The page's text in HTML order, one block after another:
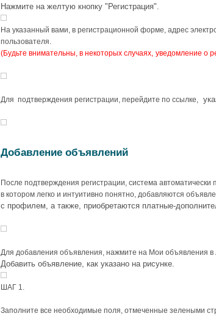
Нажмите на желтую кнопку "Регистрация".
На указанный вами, в регистрационной форме, адрес
пользователя.
(Будьте внимательны, в некоторых случаях, уведомление о
Для подтверждения регистрации, перейдите по ссылке,
Добавление объявлений
После подтверждения регистрации, система автоматически
в котором легко и интуитивно понятно, добавляются
с профилем, а также, приобретаются платные-
Для добавления объявления, нажмите на Мои объявления
Добавить объявление, как указано на рисунке.
ШАГ 1.
Заполните все необходимые поля, отмеченные зелеными